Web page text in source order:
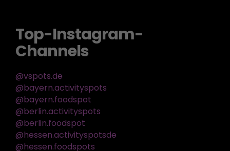
Top-Instagram-
Channels
@vspots.de
@bayern.activityspots
@bayern.foodspot
@berlin.activityspots
@berlin.foodspot
@hessen.activityspotsde
@hessen.foodspots